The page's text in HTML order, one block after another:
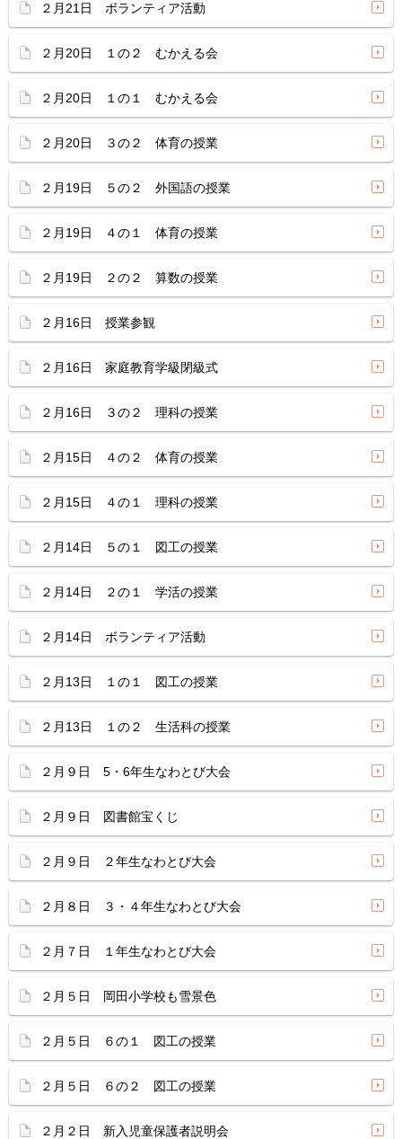
２月21日 ボランティア活動
２月20日 １の２ むかえる会
２月20日 １の１ むかえる会
２月20日 ３の２ 体育の授業
２月19日 ５の２ 外国語の授業
２月19日 ４の１ 体育の授業
２月19日 ２の２ 算数の授業
２月16日 授業参観
２月16日 家庭教育学級閉級式
２月16日 ３の２ 理科の授業
２月15日 ４の２ 体育の授業
２月15日 ４の１ 理科の授業
２月14日 ５の１ 図工の授業
２月14日 ２の１ 学活の授業
２月14日 ボランティア活動
２月13日 １の１ 図工の授業
２月13日 １の２ 生活科の授業
２月９日 5・6年生なわとび大会
２月９日 図書館宝くじ
２月９日 ２年生なわとび大会
２月８日 ３・４年生なわとび大会
２月７日 １年生なわとび大会
２月５日 岡田小学校も雪景色
２月５日 ６の１ 図工の授業
２月５日 ６の２ 図工の授業
２月２日 新入児童保護者説明会